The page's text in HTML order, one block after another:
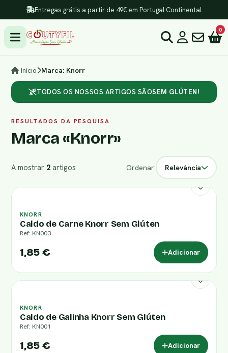
Entregas grátis a partir de 49€ em Portugal Continental
0
Início Marca: Knorr
TODOS OS NOSSOS ARTIGOS SÃOSEM GLÚTEN!
RESULTADOS DA PESQUISA
Marca «Knorr»
A mostrar 2 artigos Ordenar: Relevância
KNORR
Caldo de Carne Knorr Sem Glúten
Ref: KN003
1,85 € Adicionar
KNORR
Caldo de Galinha Knorr Sem Glúten
Ref: KN001
1,85 € Adicionar